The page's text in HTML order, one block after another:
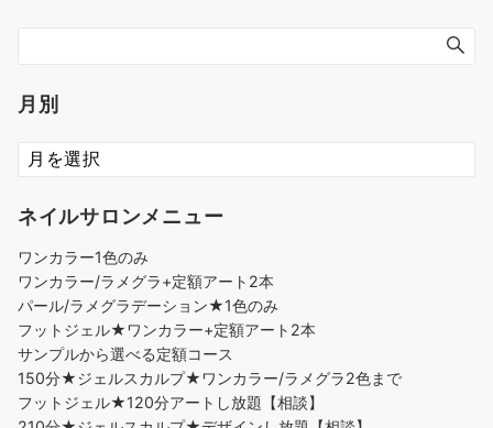
月別
ネイルサロンメニュー
ワンカラー1色のみ
ワンカラー/ラメグラ+定額アート2本
パール/ラメグラデーション★1色のみ
フットジェル★ワンカラー+定額アート2本
サンプルから選べる定額コース
150分★ジェルスカルプ★ワンカラー/ラメグラ2色まで
フットジェル★120分アートし放題【相談】